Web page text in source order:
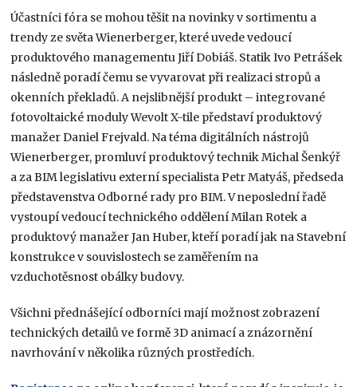
Účastníci fóra se mohou těšit na novinky v sortimentu a
trendy ze světa Wienerberger, které uvede vedoucí
produktového managementu Jiří Dobiáš. Statik Ivo Petrášek
následně poradí čemu se vyvarovat při realizaci stropů a
okenních překladů. A nejslibnější produkt – integrované
fotovoltaické moduly Wevolt X-tile představí produktový
manažer Daniel Frejvald. Na téma digitálních nástrojů
Wienerberger, promluví produktový technik Michal Šenkýř
a za BIM legislativu externí specialista Petr Matyáš, předseda
představenstva Odborné rady pro BIM. V neposlední řadě
vystoupí vedoucí technického oddělení Milan Rotek a
produktový manažer Jan Huber, kteří poradí jak na Stavební
konstrukce v souvislostech se zaměřením na
vzduchotěsnost obálky budovy.
Všichni přednášející odborníci mají možnost zobrazení
technických detailů ve formě 3D animací a znázornění
navrhování v několika různých prostředích.